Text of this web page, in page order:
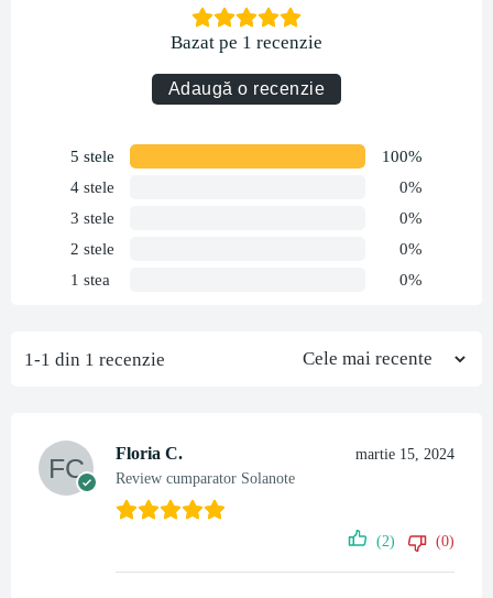
Bazat pe 1 recenzie
Adaugă o recenzie
5 stele
100%
4 stele
0%
3 stele
0%
2 stele
0%
1 stea
0%
1-1 din 1 recenzie
Floria C.
Review cumparator Solanote
martie 15, 2024
(2) (0)